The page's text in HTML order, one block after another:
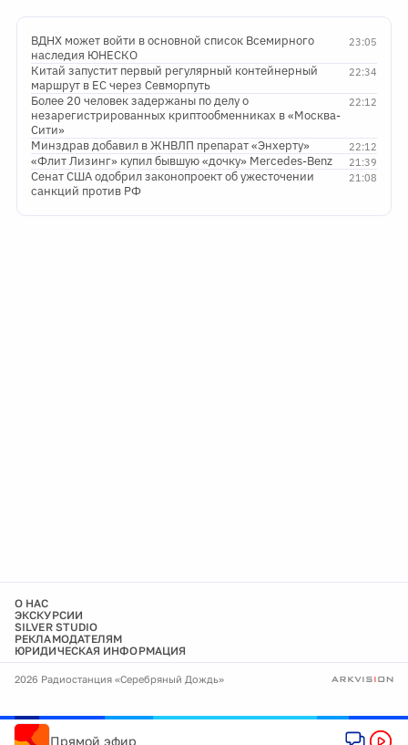
23:05
ВДНХ может войти в основной список Всемирного
наследия ЮНЕСКО
22:34
Китай запустит первый регулярный контейнерный
маршрут в ЕС через Севморпуть
22:12
Более 20 человек задержаны по делу о
незарегистрированных криптообменниках в «Москва-
Сити»
22:12
Минздрав добавил в ЖНВЛП препарат «Энхерту»
21:39
«Флит Лизинг» купил бывшую «дочку» Mercedes-Benz
21:08
Сенат США одобрил законопроект об ужесточении
санкций против РФ
О НАС
ЭКСКУРСИИ
SILVER STUDIO
РЕКЛАМОДАТЕЛЯМ
ЮРИДИЧЕСКАЯ ИНФОРМАЦИЯ
2026 Радиостанция «Серебряный Дождь»
Прямой эфир